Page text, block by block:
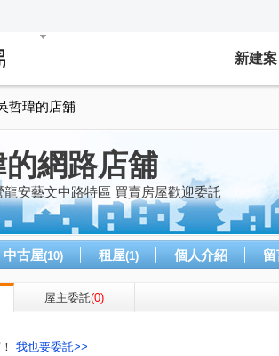
新建案
哲瑋的店舖
網路店舖
龍安藝文中路特區 買賣房屋歡迎委託
中古屋(10) 租屋(1) 個人介紹
屋主委託(0)
我也要委託>>